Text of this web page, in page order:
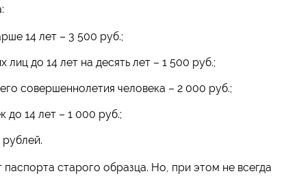
14 лет – 3 500 руб.;
до 14 лет на десять лет – 1 500 руб.;
совершеннолетия человека – 2 000 руб.;
до 14 лет – 1 000 руб.;
старого образца. Но, при этом не всегда